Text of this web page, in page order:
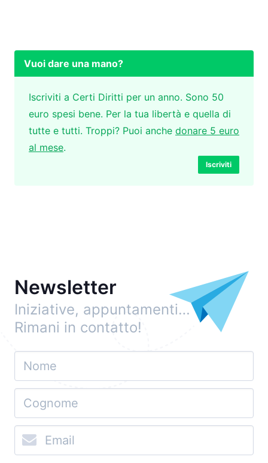
Vuoi dare una mano?
Iscriviti a Certi Diritti per un anno. Sono 50
euro spesi bene. Per la tua libertà e quella di
tutte e tutti. Troppi? Puoi anche donare 5 euro
al mese.
Iscriviti
Newsletter
Iniziative, appuntamenti…
Rimani in contatto!